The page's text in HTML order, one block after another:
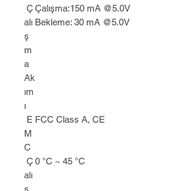
Ç
alı
ş
m
a
Ak
ım
ı
Çalışma:150 mA @5.0V
Bekleme: 30 mA @5.0V
E
M
C
FCC Class A, CE
Ç
alı
ş
0 °C ~ 45 °C